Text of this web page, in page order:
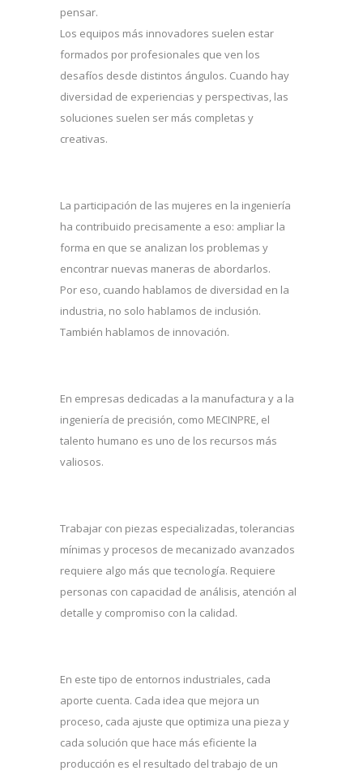
pensar.
Los equipos más innovadores suelen estar
formados por profesionales que ven los
desafíos desde distintos ángulos. Cuando hay
diversidad de experiencias y perspectivas, las
soluciones suelen ser más completas y
creativas.
La participación de las mujeres en la ingeniería
ha contribuido precisamente a eso: ampliar la
forma en que se analizan los problemas y
encontrar nuevas maneras de abordarlos.
Por eso, cuando hablamos de diversidad en la
industria, no solo hablamos de inclusión.
También hablamos de innovación.
En empresas dedicadas a la manufactura y a la
ingeniería de precisión, como MECINPRE, el
talento humano es uno de los recursos más
valiosos.
Trabajar con piezas especializadas, tolerancias
mínimas y procesos de mecanizado avanzados
requiere algo más que tecnología. Requiere
personas con capacidad de análisis, atención al
detalle y compromiso con la calidad.
En este tipo de entornos industriales, cada
aporte cuenta. Cada idea que mejora un
proceso, cada ajuste que optimiza una pieza y
cada solución que hace más eficiente la
producción es el resultado del trabajo de un